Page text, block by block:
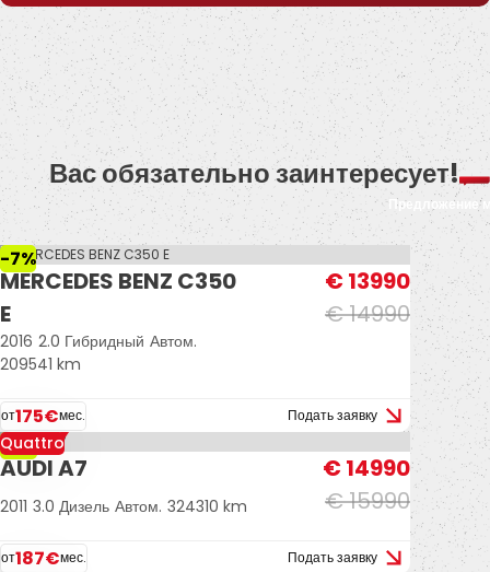
Вас обязательно заинтересует!
Предложение
-7%
MERCEDES BENZ C350
E
€ 14990
€ 13990
2016 2.0 Гибридный Автом.
209541 km
от175€мес. Подать заявку
-6%
Quattro
AUDI A7
€ 15990
€ 14990
2011 3.0 Дизель Автом. 324310 km
от187€мес. Подать заявку